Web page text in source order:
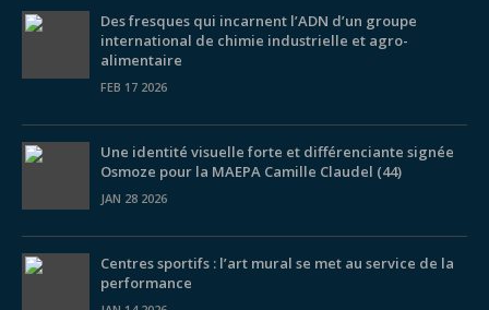
Des fresques qui incarnent l’ADN d’un groupe
international de chimie industrielle et agro-
alimentaire
FEB 17 2026
Une identité visuelle forte et différenciante signée
Osmoze pour la MAEPA Camille Claudel (44)
JAN 28 2026
Centres sportifs : l’art mural se met au service de la
performance